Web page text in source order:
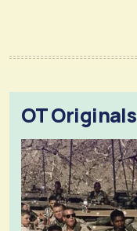
OT Originals